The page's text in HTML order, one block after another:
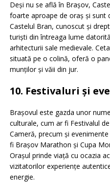
Deși nu se află în Brașov,
foarte aproape de oraș și sunt
Castelul Bran, cunoscut și
turiști din întreaga lume
arhitecturii sale medievale.
situată pe o colină, oferă o
munților și văii din jur.
10. Festivaluri și
Brașovul este gazda unor
culturale, cum ar fi Festivalul
Cameră, precum și
fi Brașov Marathon și Cupa
Orașul prinde viață cu ocazia
vizitatorilor experiențe
energie.